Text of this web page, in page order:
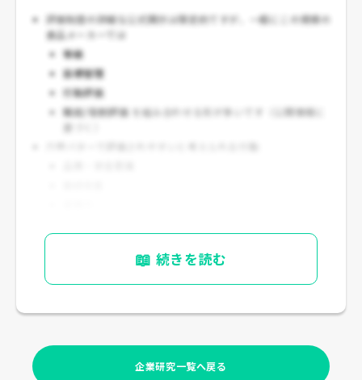
評価制度の詳細な公式開示は限定的ですが、一般にこの規模の
食品メーカーでは
等級
目標管理
行動評価
職能/役割評価 を組み合わせる形が多いです（公開情報に
基づく）
📖 続きを読む
企業研究一覧へ戻る